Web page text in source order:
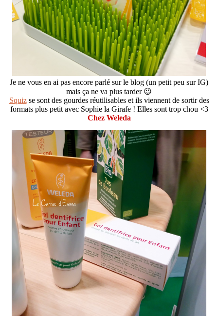
Je ne vous en ai pas encore parlé sur le blog (un petit peu sur IG)
mais ça ne va plus tarder 😉
Squizse sont des gourdes réutilisables et ils viennent de sortir des
formats plus petit avec Sophie la Girafe ! Elles sont trop chou <3
Chez Weleda